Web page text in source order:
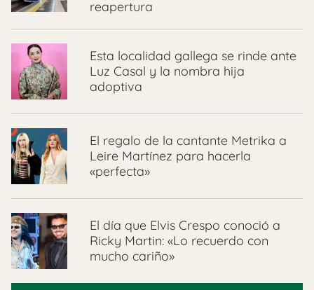
reapertura
Esta localidad gallega se rinde ante
Luz Casal y la nombra hija
adoptiva
El regalo de la cantante Metrika a
Leire Martínez para hacerla
«perfecta»
El día que Elvis Crespo conoció a
Ricky Martin: «Lo recuerdo con
mucho cariño»